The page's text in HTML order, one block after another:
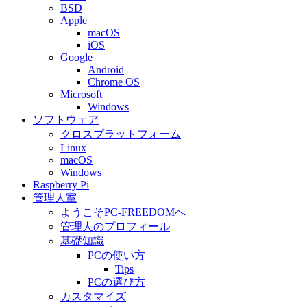
BSD
Apple
macOS
iOS
Google
Android
Chrome OS
Microsoft
Windows
ソフトウェア
クロスプラットフォーム
Linux
macOS
Windows
Raspberry Pi
管理人室
ようこそPC-FREEDOMへ
管理人のプロフィール
基礎知識
PCの使い方
Tips
PCの選び方
カスタマイズ